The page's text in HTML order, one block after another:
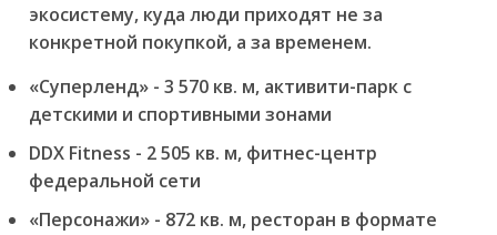
экосистему, куда люди приходят не за
конкретной покупкой, а за временем.
«Суперленд» - 3 570 кв. м, активити-парк с
детскими и спортивными зонами
DDX Fitness - 2 505 кв. м, фитнес-центр
федеральной сети
«Персонажи» - 872 кв. м, ресторан в формате